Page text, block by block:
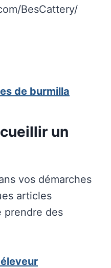
BesCattery/
de burmilla
un
vos démarches
articles
prendre des